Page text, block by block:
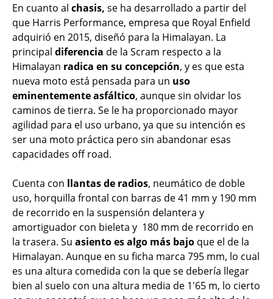
En cuanto al chasis, se ha desarrollado a partir del
que Harris Performance, empresa que Royal Enfield
adquirió en 2015, diseñó para la Himalayan. La
principal diferencia de la Scram respecto a la
Himalayan radica en su concepción, y es que esta
nueva moto está pensada para un uso
eminentemente asfáltico, aunque sin olvidar los
caminos de tierra. Se le ha proporcionado mayor
agilidad para el uso urbano, ya que su intención es
ser una moto práctica pero sin abandonar esas
capacidades off road.
Cuenta con llantas de radios, neumático de doble
uso, horquilla frontal con barras de 41 mm y 190 mm
de recorrido en la suspensión delantera y
amortiguador con bieleta y 180 mm de recorrido en
la trasera. Su asiento es algo más bajo que el de la
Himalayan. Aunque en su ficha marca 795 mm, lo cual
es una altura comedida con la que se debería llegar
bien al suelo con una altura media de 1'65 m, lo cierto